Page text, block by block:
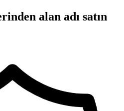
alan adı satın